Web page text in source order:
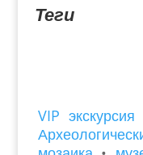
Теги
VIP экскурсия